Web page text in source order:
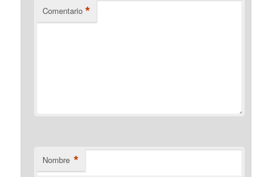
Comentario *
Nombre *